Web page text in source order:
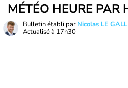
MÉTÉO HEURE PAR
Bulletin établi par Nicolas LE GALL
Actualisé à 17h30